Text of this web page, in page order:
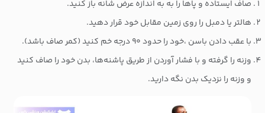
صاف ایستاده و پاها را به به اندازه عرض شانه باز کنید.
هالتر یا دمبل را روی زمین مقابل خود قرار دهید.
با عقب دادن باسن ،خود را حدود ۹۰ درجه خم کنید (کمر صاف باشد).
وزنه را گرفته و با فشار آوردن از طریق پاشنه‌ها، بدن خود را صاف کنید
و وزنه را نزدیک بدن نگه دارید.